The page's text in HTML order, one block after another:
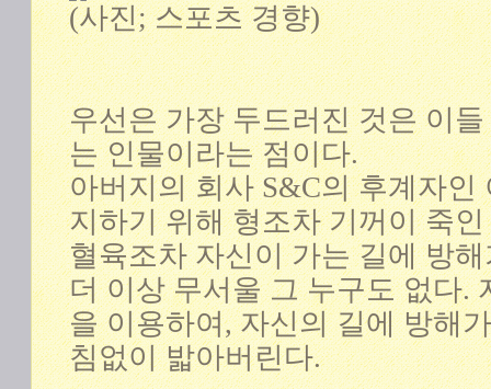
(사진; 스포츠 경향)
우선은 가장 두드러진 것은 이
는 인물이라는 점이다.
아버지의 회사 S&C의 후계자인
지하기 위해 형조차 기꺼이 죽
혈육조차 자신이 가는 길에 방
더 이상 무서울 그 누구도 없다.
을 이용하여, 자신의 길에 방해
침없이 밟아버린다.